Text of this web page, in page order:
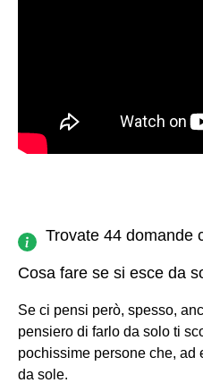
Trovate 44 domande
Cosa fare se si esce da
Se ci pensi però, spesso,
pensiero di farlo da solo ti
pochissime persone che, ad
da sole.